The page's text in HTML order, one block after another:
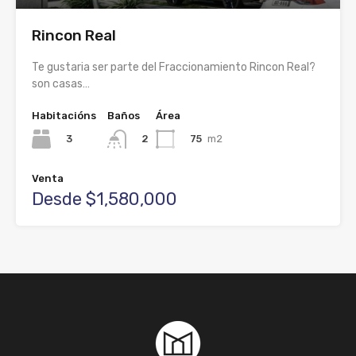
Rincon Real
Te gustaria ser parte del Fraccionamiento Rincon Real?
son casas…
Habitacións
3
Baños
2
Área
75 m2
Venta
Desde $1,580,000